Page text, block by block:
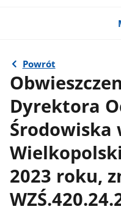
Powrót
Dyrektora
Środowiska
2023 roku,